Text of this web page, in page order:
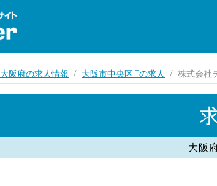
大阪府の求人情報 大阪市中央区ITの求人 株式会社
大阪